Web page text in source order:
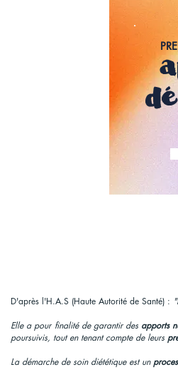
D'après l'H.A.S (Haute Autorité de Santé) :
Elle a pour finalité de garantir des apports
poursuivis, tout en tenant compte de leurs
La démarche de soin diététique est un